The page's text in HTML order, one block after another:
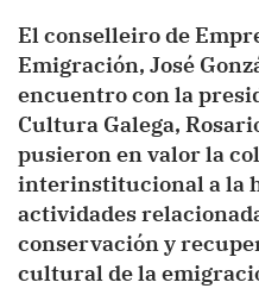
El conselleiro de
Emigración, José
encuentro con la
Cultura Galega,
pusieron en valor la
interinstitucional a la
actividades
conservación y
cultural de la